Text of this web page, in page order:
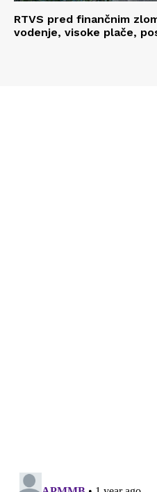
RTVS pred finančnim
vodenje, visoke plače,